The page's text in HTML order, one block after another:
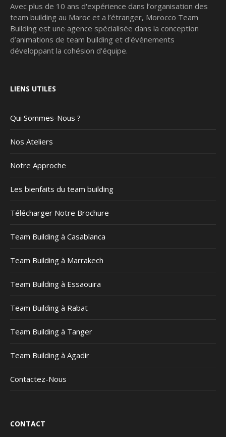
Avec plus de 10 ans d'expérience dans l’organisation des
team building au Maroc et a l’étranger, Morocco Team
Building est une agence spécialisée dans la conception
d’animations de team building et d'événements
développant la cohésion d'équipe.
LIENS UTILES
Qui Sommes-Nous ?
Nos Ateliers
Notre Approche
Les bienfaits du team building
Télécharger Notre Brochure
Team Building à Casablanca
Team Building à Marrakech
Team Building à Essaouira
Team Building à Rabat
Team Building à Tanger
Team Building à Agadir
Contactez-Nous
CONTACT